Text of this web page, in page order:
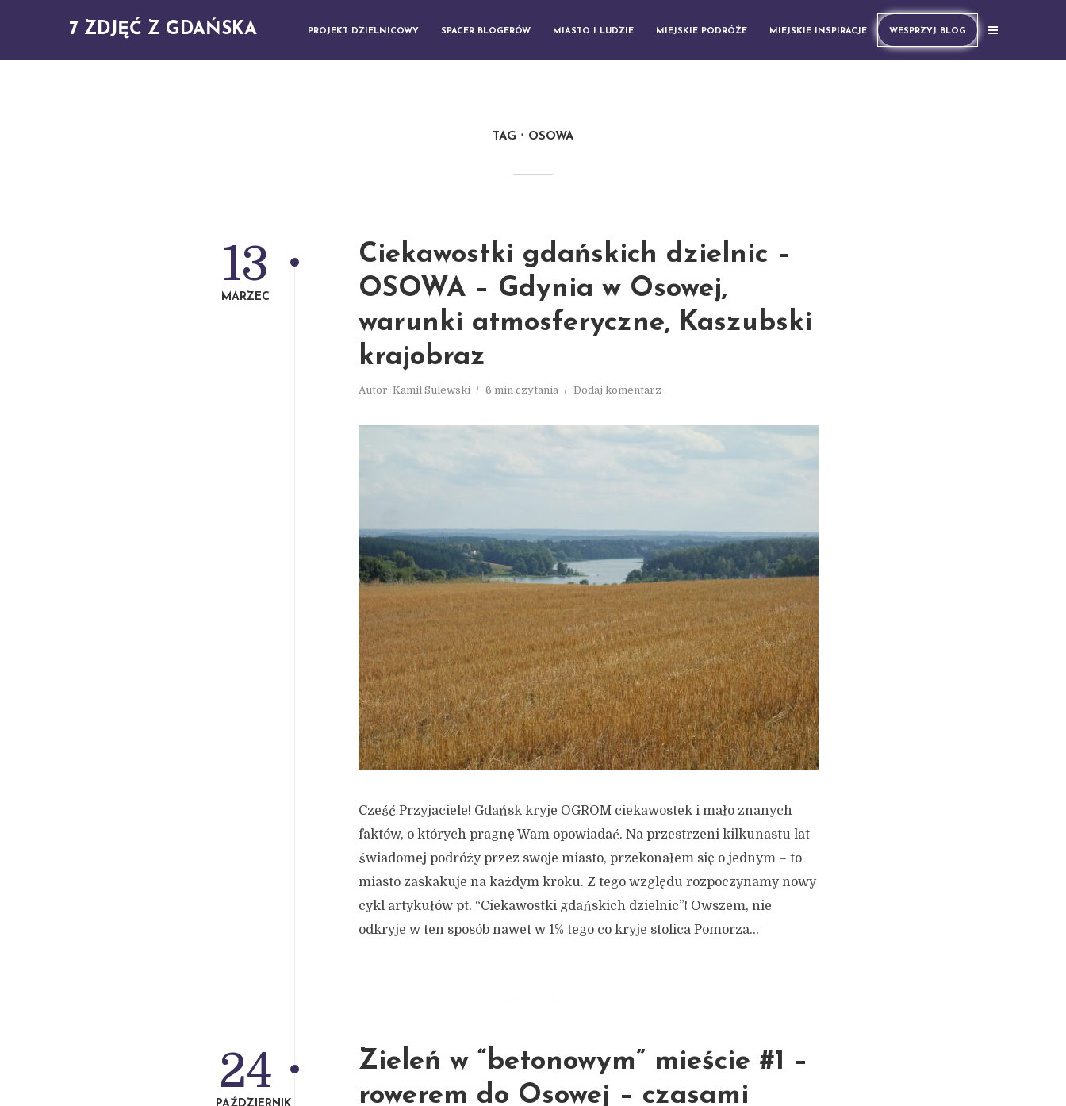
7 ZDJĘĆ Z GDAŃSKA PROJEKT DZIELNICOWY SPACER BLOGERÓW MIASTO I LUDZIE MIEJSKIE PODRÓŻE MIEJSKIE INSPIRACJE WESPRZYJ BLOG
TAG OSOWA
Ciekawostki gdańskich dzielnic –
OSOWA – Gdynia w Osowej,
warunki atmosferyczne, Kaszubski
krajobraz
Autor: Kamil Sulewski 6 min czytania Dodaj komentarz
13
MARZEC
Cześć Przyjaciele! Gdańsk kryje OGROM ciekawostek i mało znanych
faktów, o których pragnę Wam opowiadać. Na przestrzeni kilkunastu lat
świadomej podróży przez swoje miasto, przekonałem się o jednym – to
miasto zaskakuje na każdym kroku. Z tego względu rozpoczynamy nowy
cykl artykułów pt. “Ciekawostki gdańskich dzielnic”! Owszem, nie
odkryje w ten sposób nawet w 1% tego co kryje stolica Pomorza...
Zieleń w “betonowym” mieście #1 –
rowerem do Osowej – czasami
24